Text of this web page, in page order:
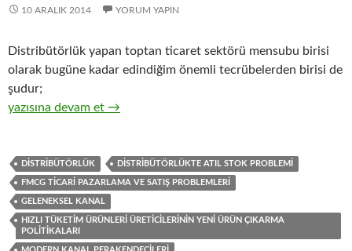
10 ARALIK 2014 YORUM YAPIN
Distribütörlük yapan toptan ticaret sektörü mensubu birisi
olarak bugüne kadar edindiğim önemli tecrübelerden birisi de
şudur;
21-Hızlı tüketim ürünleri üreticisi firmaların, ürün çeşit
yazısına devam et →
DISTRIBÜTÖRLÜK DISTRIBÜTÖRLÜKTE ATIL STOK PROBLEMI
FMCG TICARI PAZARLAMA VE SATIŞ PROBLEMLERI
GELENEKSEL KANAL
HIZLI TÜKETIM ÜRÜNLERI ÜRETICILERININ YENI ÜRÜN ÇIKARMA
POLITIKALARI